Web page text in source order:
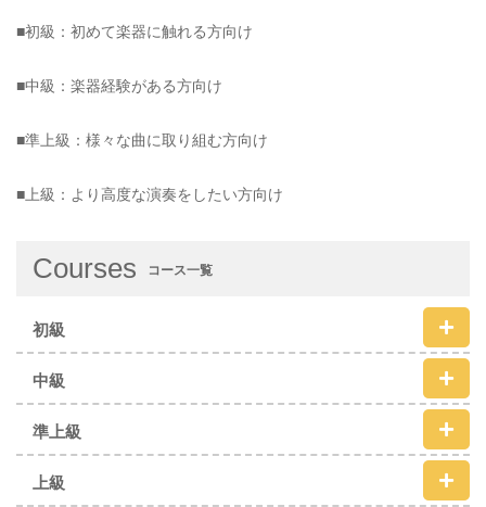
■初級：初めて楽器に触れる方向け
■中級：楽器経験がある方向け
■準上級：様々な曲に取り組む方向け
■上級：より高度な演奏をしたい方向け
Courses コース一覧
初級
中級
準上級
上級